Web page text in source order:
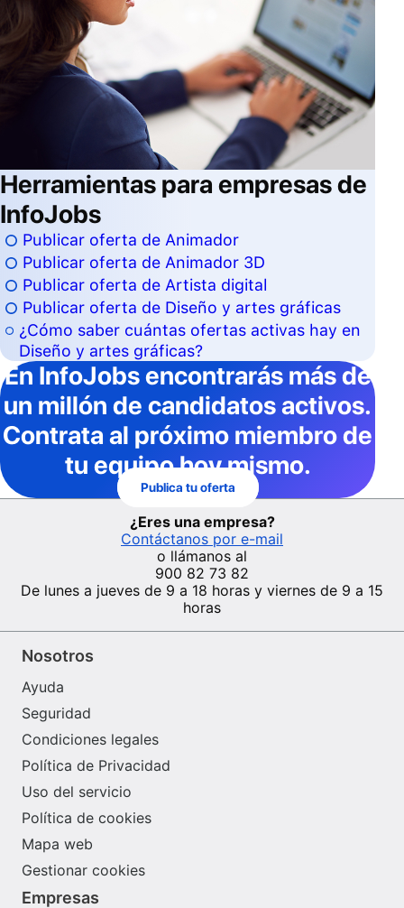
Herramientas para empresas de
InfoJobs
Publicar oferta de Animador
Publicar oferta de Animador 3D
Publicar oferta de Artista digital
Publicar oferta de Diseño y artes gráficas
¿Cómo saber cuántas ofertas activas hay en
Diseño y artes gráficas?
En InfoJobsencontrarás más de
un millón de candidatos activos.
Contrata al próximo miembro de
tu equipo hoy mismo.
Publica tu oferta
¿Eres una empresa?
Contáctanos por e-mail
o llámanos al
900 82 73 82
De lunes a jueves de 9 a 18 horas y viernes de 9 a 15
horas
Nosotros
Ayuda
Seguridad
Condiciones legales
Política de Privacidad
Uso del servicio
Política de cookies
Mapa web
Gestionar cookies
Empresas